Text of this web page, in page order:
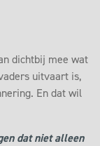
dichtbij mee wat
uitvaart is,
En dat wil
dat niet alleen